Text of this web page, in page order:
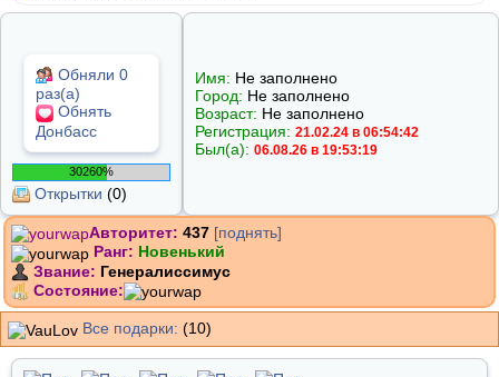
Обняли 0
раз(а)
Обнять
Донбасс
30260%
Открытки (0)
Имя: Не заполнено
Город: Не заполнено
Возраст: Не заполнено
Регистрация: 21.02.24 в 06:54:42
Был(а): 06.08.26 в 19:53:19
Авторитет: 437 [поднять]
Ранг: Новенький
Звание: Генералиссимус
Состояние:
Все подарки: (10)